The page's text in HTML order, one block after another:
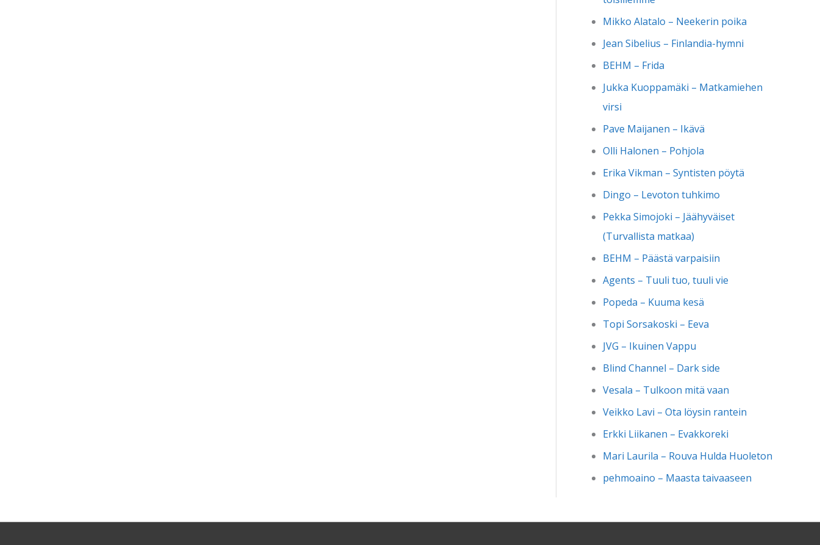
Mikko Alatalo – Neekerin poika
Jean Sibelius – Finlandia-hymni
BEHM – Frida
Jukka Kuoppamäki – Matkamiehen
virsi
Pave Maijanen – Ikävä
Olli Halonen – Pohjola
Erika Vikman – Syntisten pöytä
Dingo – Levoton tuhkimo
Pekka Simojoki – Jäähyväiset
(Turvallista matkaa)
BEHM – Päästä varpaisiin
Agents – Tuuli tuo, tuuli vie
Popeda – Kuuma kesä
Topi Sorsakoski – Eeva
JVG – Ikuinen Vappu
Blind Channel – Dark side
Vesala – Tulkoon mitä vaan
Veikko Lavi – Ota löysin rantein
Erkki Liikanen – Evakkoreki
Mari Laurila – Rouva Hulda Huoleton
pehmoaino – Maasta taivaaseen